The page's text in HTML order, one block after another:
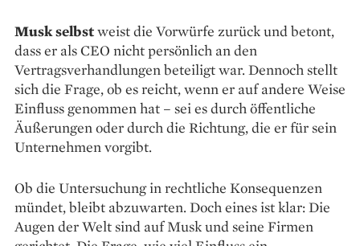
Musk selbstweist die Vorwürfe zurück und betont,
dass er als CEO nicht persönlich an den
Vertragsverhandlungen beteiligt war. Dennoch stellt
sich die Frage, ob es reicht, wenn er auf andere Weise
Einfluss genommen hat – sei es durch öffentliche
Äußerungen oder durch die Richtung, die er für sein
Unternehmen vorgibt.
Ob die Untersuchung in rechtliche Konsequenzen
mündet, bleibt abzuwarten. Doch eines ist klar: Die
Augen der Welt sind auf Musk und seine Firmen